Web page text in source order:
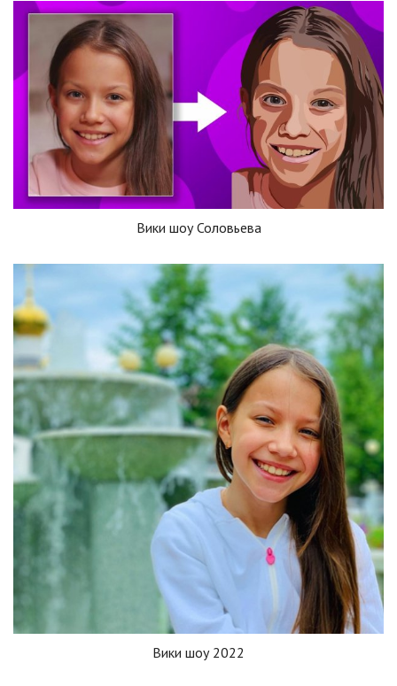
Вики шоу Соловьева
Вики шоу 2022